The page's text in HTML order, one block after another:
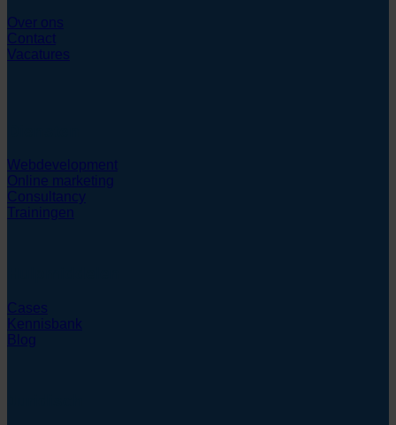
Over ons
Contact
Vacatures
Webdevelopment
Online marketing
Consultancy
Trainingen
Cases
Kennisbank
Blog